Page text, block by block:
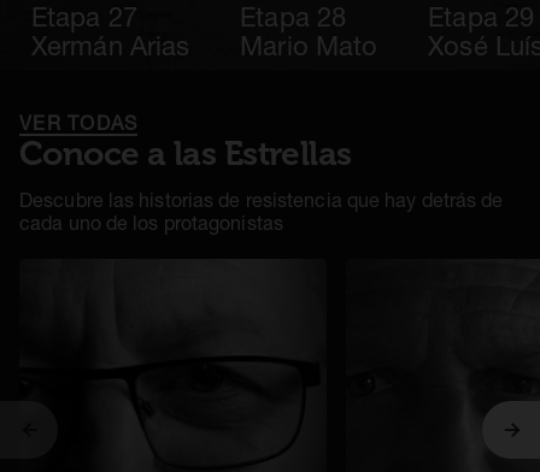
Etapa 27
Xermán Arias
Etapa 28
Mario Mato
Etapa 29
Xosé
Conoce a las Estrellas
VER TODAS
Descubre las historias de resistencia que hay detrás de
cada uno de los protagonistas